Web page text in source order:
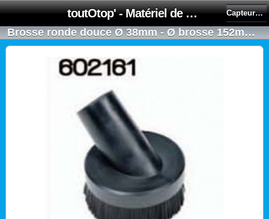
toutOtop' - Matériel de nettoyage, produit d'entretien, lubrifiant pour professionnel et particulier Capteurs, suceurs, brosses (Application poussieres)
Brosse ronde douce Ø 38mm ‐ Ø brosse 152mm - NUMATIC